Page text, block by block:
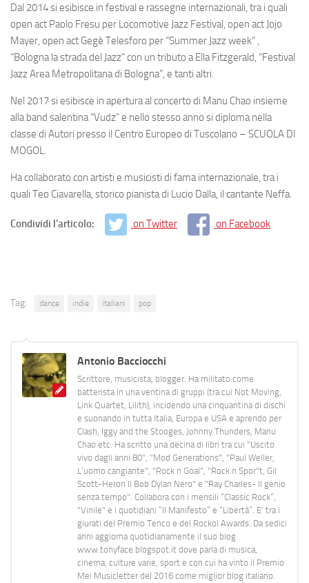
Dal 2014 si esibisce in festival e rassegne internazionali, tra i quali
open act Paolo Fresu per Locomotive Jazz Festival, open act Jojo
Mayer, open act Gegè Telesforo per “Summer Jazz week” ,
“Bologna la strada del Jazz” con un tributo a Ella Fitzgerald, “Festival
Jazz Area Metropolitana di Bologna”, e tanti altri.
Nel 2017 si esibisce in apertura al concerto di Manu Chao insieme
alla band salentina “Vudz” e nello stesso anno si diploma nella
classe di Autori presso il Centro Europeo di Tuscolano – SCUOLA DI
MOGOL.
Ha collaborato con artisti e musicisti di fama internazionale, tra i
quali Teo Ciavarella, storico pianista di Lucio Dalla, il cantante Neffa.
Condividi l'articolo: on Twitter on Facebook
Tag: dance indie italiani pop
Antonio Bacciocchi
Scrittore, musicista, blogger. Ha militato come
batterista in una ventina di gruppi (tra cui Not Moving,
Link Quartet, Lilith), incidendo una cinquantina di dischi
e suonando in tutta Italia, Europa e USA e aprendo per
Clash, Iggy and the Stooges, Johnny Thunders, Manu
Chao etc. Ha scritto una decina di libri tra cui "Uscito
vivo dagli anni 80", "Mod Generations", "Paul Weller,
L’uomo cangiante", "Rock n Goal", "Rock n Spor"t, Gil
Scott-Heron Il Bob Dylan Nero" e "Ray Charles- Il genio
senza tempo". Collabora con i mensili “Classic Rock”,
"Vinile" e i quotidiani “Il Manifesto” e “Libertà”. E' tra i
giurati del Premio Tenco e del Rockol Awards. Da sedici
anni aggiorna quotidianamente il suo blog
www.tonyface.blogspot.it dove parla di musica,
cinema, culture varie, sport e con cui ha vinto il Premio
Mei Musicletter del 2016 come miglior blog italiano.